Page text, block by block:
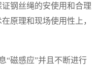
钢丝绳的安使用和合理
原理和现场使用性上，
“磁感应”并且不断进行